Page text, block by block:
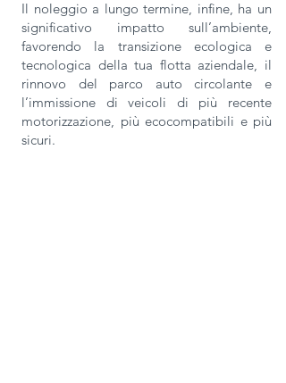
Il noleggio a lungo termine, infine, ha un
significativo impatto sull’ambiente,
favorendo la transizione ecologica e
tecnologica della tua flotta aziendale, il
rinnovo del parco auto circolante e
l’immissione di veicoli di più recente
motorizzazione, più ecocompatibili e più
sicuri.